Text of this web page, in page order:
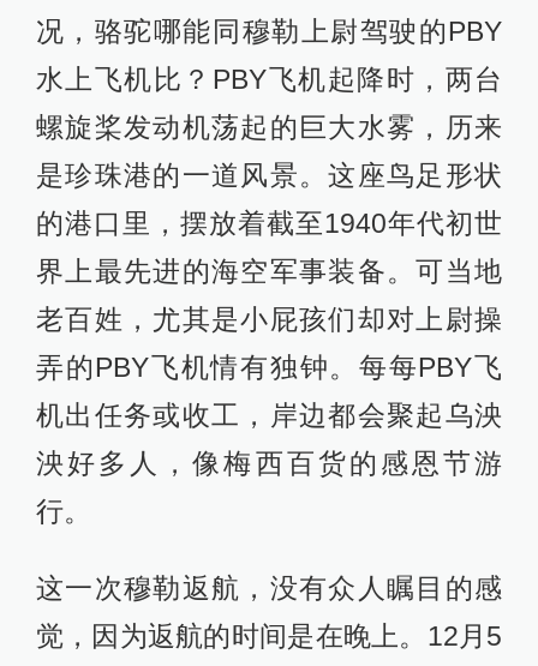
况，骆驼哪能同穆勒上尉驾驶的PBY
水上飞机比？PBY飞机起降时，两台
螺旋桨发动机荡起的巨大水雾，历来
是珍珠港的一道风景。这座鸟足形状
的港口里，摆放着截至1940年代初世
界上最先进的海空军事装备。可当地
老百姓，尤其是小屁孩们却对上尉操
弄的PBY飞机情有独钟。每每PBY飞
机出任务或收工，岸边都会聚起乌泱
泱好多人，像梅西百货的感恩节游
行。
这一次穆勒返航，没有众人瞩目的感
觉，因为返航的时间是在晚上。12月5